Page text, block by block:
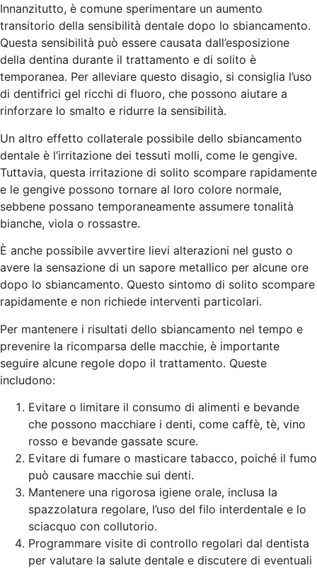
Innanzitutto, è comune sperimentare un aumento
transitorio della sensibilità dentale dopo lo sbiancamento.
Questa sensibilità può essere causata dall’esposizione
della dentina durante il trattamento e di solito è
temporanea. Per alleviare questo disagio, si consiglia l’uso
di dentifrici gel ricchi di fluoro, che possono aiutare a
rinforzare lo smalto e ridurre la sensibilità.
Un altro effetto collaterale possibile dello sbiancamento
dentale è l’irritazione dei tessuti molli, come le gengive.
Tuttavia, questa irritazione di solito scompare rapidamente
e le gengive possono tornare al loro colore normale,
sebbene possano temporaneamente assumere tonalità
bianche, viola o rossastre.
È anche possibile avvertire lievi alterazioni nel gusto o
avere la sensazione di un sapore metallico per alcune ore
dopo lo sbiancamento. Questo sintomo di solito scompare
rapidamente e non richiede interventi particolari.
Per mantenere i risultati dello sbiancamento nel tempo e
prevenire la ricomparsa delle macchie, è importante
seguire alcune regole dopo il trattamento. Queste
includono:
Evitare o limitare il consumo di alimenti e bevande
che possono macchiare i denti, come caffè, tè, vino
rosso e bevande gassate scure.
Evitare di fumare o masticare tabacco, poiché il fumo
può causare macchie sui denti.
Mantenere una rigorosa igiene orale, inclusa la
spazzolatura regolare, l’uso del filo interdentale e lo
sciacquo con collutorio.
Programmare visite di controllo regolari dal dentista
per valutare la salute dentale e discutere di eventuali